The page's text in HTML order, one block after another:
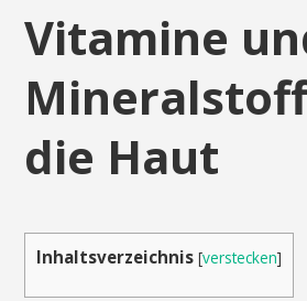
Vitamine
die Haut
Inhaltsverzeichnis [verstecken]